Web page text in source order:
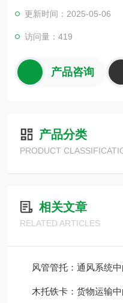
理质量可靠，均可按客户
公司以诚信经营为宗旨，
意。
更新时间：2025-05-06
访问量：419
产品咨询
产品分类
PRODUCT
相关文章
RELATED ARTICLES
风管管托：通风系统中
木托铁卡：货物运输中